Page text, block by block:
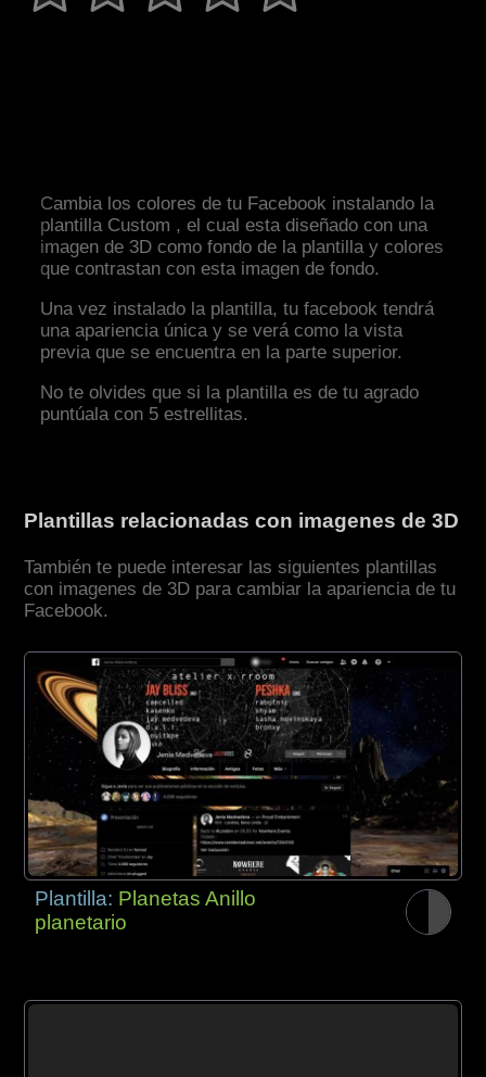
Cambia los colores de tu Facebook instalando la
plantilla Custom , el cual esta diseñado con una
imagen de 3D como fondo de la plantilla y colores
que contrastan con esta imagen de fondo.
Una vez instalado la plantilla, tu facebook tendrá
una apariencia única y se verá como la vista
previa que se encuentra en la parte superior.
No te olvides que si la plantilla es de tu agrado
puntúala con 5 estrellitas.
Plantillas relacionadas con imagenes de 3D
También te puede interesar las siguientes plantillas
con imagenes de 3D para cambiar la apariencia de tu
Facebook.
Plantilla: Planetas Anillo
planetario